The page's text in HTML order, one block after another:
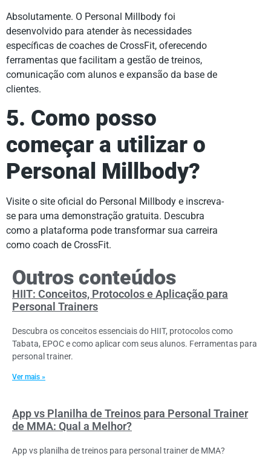
Absolutamente. O Personal Millbody foi
desenvolvido para atender às necessidades
específicas de coaches de CrossFit, oferecendo
ferramentas que facilitam a gestão de treinos,
comunicação com alunos e expansão da base de
clientes.
5. Como posso
começar a utilizar o
Personal Millbody?
Visite o site oficial do Personal Millbody e inscreva-
se para uma demonstração gratuita. Descubra
como a plataforma pode transformar sua carreira
como coach de CrossFit.
Outros conteúdos
HIIT: Conceitos, Protocolos e Aplicação para
Personal Trainers
Descubra os conceitos essenciais do HIIT, protocolos como
Tabata, EPOC e como aplicar com seus alunos. Ferramentas para
personal trainer.
Ver mais »
App vs Planilha de Treinos para Personal Trainer
de MMA: Qual a Melhor?
App vs planilha de treinos para personal trainer de MMA?